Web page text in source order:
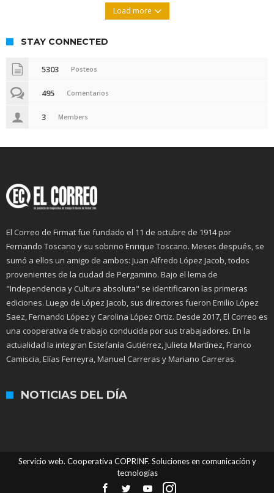
Load more
STAY CONNECTED
5303 Posteos
495 Comentarios
3 Members
El Correo de Firmat fue fundado el 11 de octubre de 1914 por
Fernando Toscano y su sobrino Enrique Toscano. Meses después, se
sumó a ellos un amigo de ambos: Juan Alfredo López Jacob, todos
provenientes de la ciudad de Pergamino. Bajo el lema de
"Independencia y Cultura absoluta" se identificaron las primeras
ediciones. Luego de López Jacob, sus directores fueron Emilio López
Saez, Fernando López y Carolina López Ortiz. Desde 2017, El Correo es
una cooperativa de trabajo conducida por sus trabajadores. En la
actualidad la integran Estefanía Gutiérrez, Julieta Martínez, Franco
Camiscia, Elías Ferreyra, Manuel Carreras y Mariano Carreras.
NOTICIAS DEL DÍA
Servicio web. Cooperativa COPRINF. Soluciones en comunicación y
tecnologías